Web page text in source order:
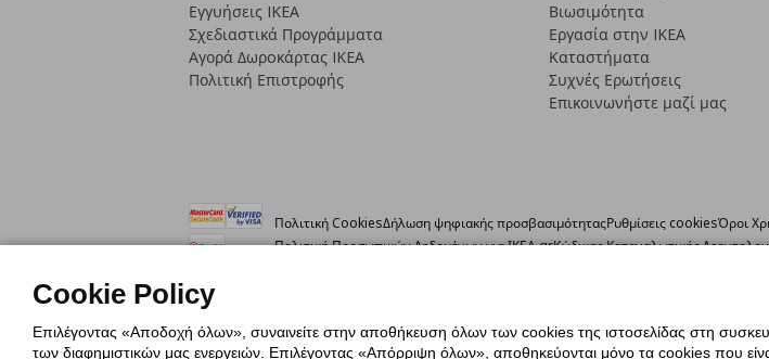
Εγγυήσεις IKEA
Σχεδιαστικά Προγράμματα
Αγορά Δωρoκάρτας IKEA
Πολιτική Επιστροφής
Βιωσιμότητα
Εργασία στην IKEA
Καταστήματα
Συχνές Ερωτήσεις
Επικοινωνήστε μαζί μας
Πολιτική CookiesΔήλωση ψηφιακής προσβασιμότηταςΡυθμίσεις cookiesΌροι
Πολιτική Προσωπικών Δεδομένων για ΙΚΕΑ.grΚώδικας Καταναλωτικής
Cookie Policy
Επιλέγοντας «Αποδοχή όλων», συναινείτε στην αποθήκευση όλων των cookies της ιστοσελίδας στη
των διαφημιστικών μας ενεργειών. Επιλέγοντας «Απόρριψη όλων», αποθηκεύονται μόνο τα cookies που είναι